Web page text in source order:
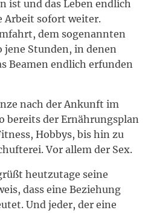
ist und das Leben endlich
Arbeit sofort weiter.
dem sogenannten
jene Stunden, in denen
Beamen endlich erfunden
nach der Ankunft im
bereits der Ernährungsplan
Hobbys, bis hin zu
Vor allem der Sex.
heutzutage seine
dass eine Beziehung
Und jeder, der eine